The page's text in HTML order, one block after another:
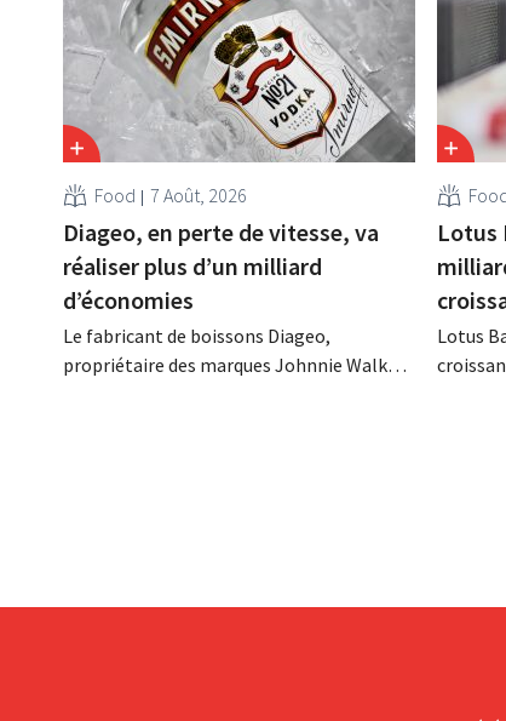
Food 7 Août, 2026
Diageo, en perte de vitesse, va
réaliser plus d’un milliard
d’économies
Le fabricant de boissons Diageo,
propriétaire des marques Johnnie Walker,
Lotus
Lotus